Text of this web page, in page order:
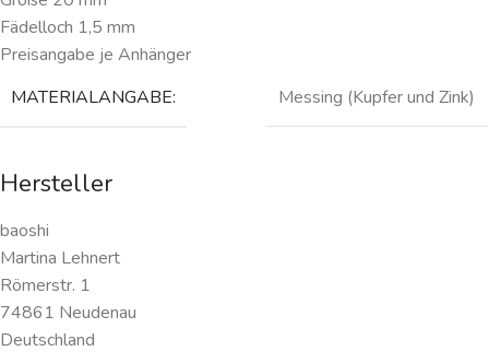
Fädelloch 1,5 mm
Preisangabe je Anhänger
MATERIALANGABE:
Messing (Kupfer und Zink)
Hersteller
baoshi
Martina Lehnert
Römerstr. 1
74861 Neudenau
Deutschland